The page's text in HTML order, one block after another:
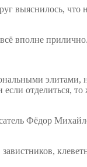
выяснилось, что
вполне прилично.
элитами,
отделиться, то
Фёдор